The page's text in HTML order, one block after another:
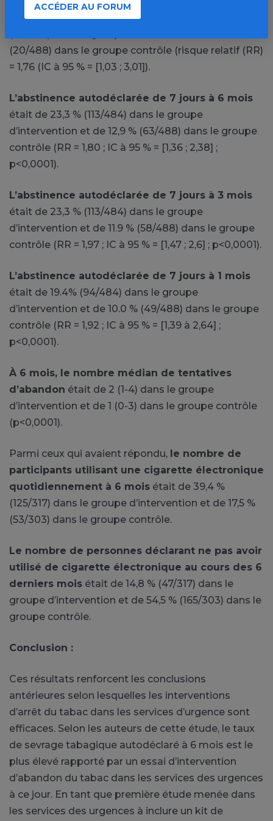
vérifiée à l’aide du CO-testeur
(20/488) dans le groupe contrôle (risque relatif (RR)
= 1,76 (IC à 95 % = [1,03 ; 3,01]).
L’abstinence autodéclarée de 7 jours à 6 mois
était de 23,3 % (113/484) dans le groupe
d’intervention et de 12,9 % (63/488) dans le groupe
contrôle (RR = 1,80 ; IC à 95 % = [1,36 ; 2,38] ;
p<0,0001).
L’abstinence autodéclarée de 7 jours à 3 mois
était de 23,3 % (113/484) dans le groupe
d’intervention et de 11.9 % (58/488) dans le groupe
contrôle (RR = 1,97 ; IC à 95 % = [1,47 ; 2,6] ; p<0,0001).
L’abstinence autodéclarée de 7 jours à 1 mois
était de 19.4% (94/484) dans le groupe
d’intervention et de 10.0 % (49/488) dans le groupe
contrôle (RR = 1,92 ; IC à 95 % = [1,39 à 2,64] ;
p<0,0001).
À 6 mois, le nombre médian de tentatives
d’abandon était de 2 (1-4) dans le groupe
d’intervention et de 1 (0-3) dans le groupe contrôle
(p<0,0001).
Parmi ceux qui avaient répondu, le nombre de
participants utilisant une cigarette électronique
quotidiennement à 6 mois était de 39,4 %
(125/317) dans le groupe d’intervention et de 17,5 %
(53/303) dans le groupe contrôle.
Le nombre de personnes déclarant ne pas avoir
utilisé de cigarette électronique au cours des 6
derniers mois était de 14,8 % (47/317) dans le
groupe d’intervention et de 54,5 % (165/303) dans le
groupe contrôle.
Conclusion :
Ces résultats renforcent les conclusions
antérieures selon lesquelles les interventions
d’arrêt du tabac dans les services d’urgence sont
efficaces. Selon les auteurs de cette étude, le taux
de sevrage tabagique autodéclaré à 6 mois est le
plus élevé rapporté par un essai d’intervention
d’abandon du tabac dans les services des urgences
à ce jour. En tant que première étude menée dans
les services des urgences à inclure un kit de
ACCÉDER AU FORUM